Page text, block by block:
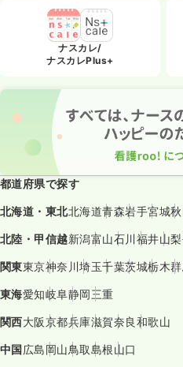
ナスカレ/
ナスカレPlus+
都道府県で探す
北海道・東北北海道青森岩手宮城
北陸・甲信越新潟富山石川福井山梨
関東東京神奈川埼玉千葉茨城栃木
東海愛知岐阜静岡三重
関西大阪京都兵庫滋賀奈良和歌山
中国広島岡山鳥取島根山口